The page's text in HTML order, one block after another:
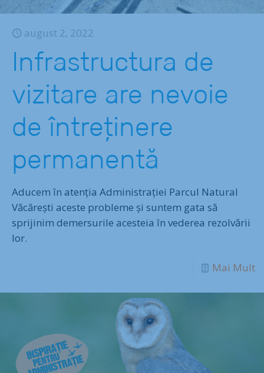
august 2, 2022
Infrastructura de
vizitare are nevoie
de întreținere
permanentă
Aducem în atenția Administrației Parcul Natural
Văcărești aceste probleme și suntem gata să
sprijinim demersurile acesteia în vederea rezolvării
lor.
Mai Mult